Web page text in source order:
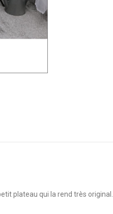
plateau qui la rend très original.